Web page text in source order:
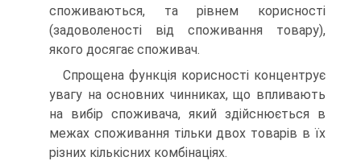
споживаються, та рівнем корисності
(задоволеності від споживання товару),
якого досягає споживач.
Спрощена функція корисності концентрує
увагу на основних чинниках, що впливають
на вибір споживача, який здійснюється в
межах споживання тільки двох товарів в їх
різних кількісних комбінаціях.